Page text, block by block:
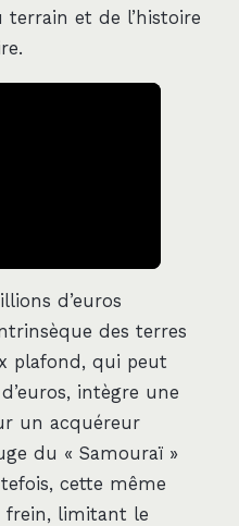
terrain et de l’histoire
d’euros
des terres
plafond, qui peut
intègre une
un acquéreur
du « Samouraï »
cette même
frein, limitant le